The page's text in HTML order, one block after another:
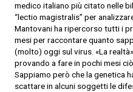
medico italiano più citato nelle
“lectio magistralis” per
Mantovani ha ripercorso tutti i
mesi per raccontare quanto
(molto) oggi sul virus. «La
provando a fare in pochi mesi
Sappiamo però che la genetica
scattare in alcuni soggetti le